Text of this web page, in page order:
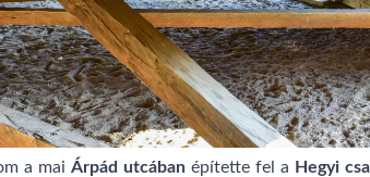
a maiÁrpád utcában építette fel a Hegyi